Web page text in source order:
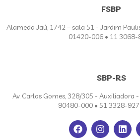
FSBP
Alameda Jaú, 1742 – sala 51 - Jardim
01420-006 • 11 3068-
SBP-RS
Av. Carlos Gomes, 328/305 - Auxiliadora -
90480-000 • 51 3328-